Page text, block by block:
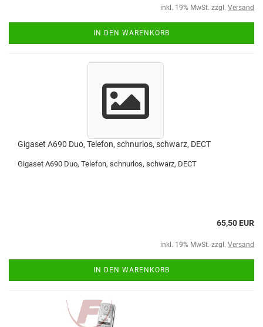
inkl. 19% MwSt. zzgl. Versand
IN DEN WARENKORB
Gigaset A690 Duo, Telefon, schnurlos, schwarz, DECT
Gigaset A690 Duo, Telefon, schnurlos, schwarz, DECT
65,50 EUR
inkl. 19% MwSt. zzgl. Versand
IN DEN WARENKORB